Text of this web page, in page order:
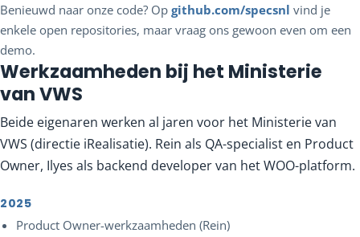
Benieuwd naar onze code? Op github.com/specsnl vind je
enkele open repositories, maar vraag ons gewoon even om een
demo.
Werkzaamheden bij het Ministerie
van VWS
Beide eigenaren werken al jaren voor het Ministerie van
VWS (directie iRealisatie). Rein als QA-specialist en Product
Owner, Ilyes als backend developer van het WOO-platform.
2025
Product Owner-werkzaamheden (Rein)